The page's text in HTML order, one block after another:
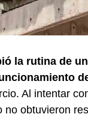
la rutina de
Al intentar
obtuvieron